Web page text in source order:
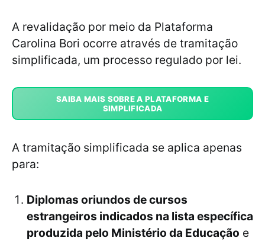
A revalidação por meio da Plataforma
Carolina Bori ocorre através de tramitação
simplificada, um processo regulado por lei.
SAIBA MAIS SOBRE A PLATAFORMA E
SIMPLIFICADA
A tramitação simplificada se aplica apenas
para:
Diplomas oriundos de cursos
estrangeiros indicados na lista específica
produzida pelo Ministério da Educação e